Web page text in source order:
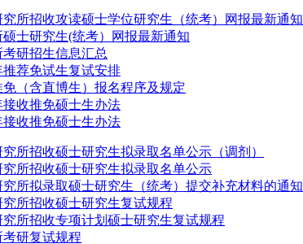
所招收攻读硕士学位研究生（统考）网报最新通知
士研究生(统考）网报最新通知
研招生信息汇总
荐免试生复试安排
（含直博生）报名程序及规定
收推免硕士生办法
收推免硕士生办法
所招收硕士研究生拟录取名单公示（调剂）
所招收硕士研究生拟录取名单公示
所拟录取硕士研究生（统考）提交补充材料的通知
所招收硕士研究生复试规程
所招收专项计划硕士研究生复试规程
考研复试规程